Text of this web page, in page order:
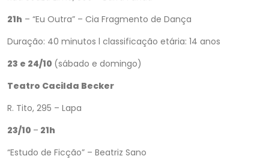
21h – “Eu Outra” – Cia Fragmento de Dança
Duração: 40 minutos l classificação etária: 14 anos
23 e 24/10 (sábado e domingo)
Teatro Cacilda Becker
R. Tito, 295 – Lapa
23/10 – 21h
“Estudo de Ficção” – Beatriz Sano